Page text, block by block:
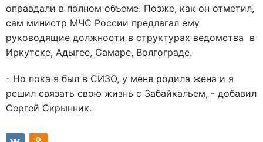
оправдали в полном объеме. Позже, как он отметил,
сам министр МЧС России предлагал ему
руководящие должности в структурах ведомства в
Иркутске, Адыгее, Самаре, Волгограде.
- Но пока я был в СИЗО, у меня родила жена и я
решил связать свою жизнь с Забайкальем, - добавил
Сергей Скрынник.